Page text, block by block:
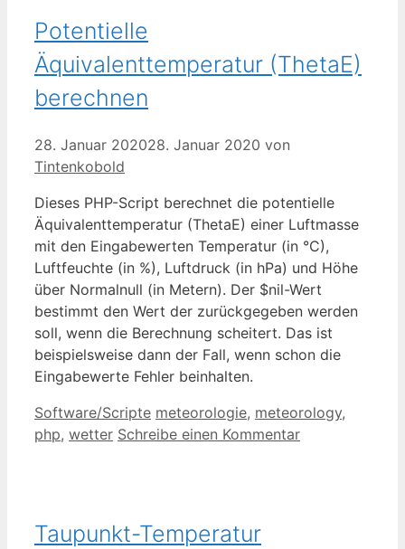
Potentielle
Äquivalenttemperatur (ThetaE)
berechnen
28. Januar 202028. Januar 2020 von
Tintenkobold
Dieses PHP-Script berechnet die potentielle
Äquivalenttemperatur (ThetaE) einer Luftmasse
mit den Eingabewerten Temperatur (in °C),
Luftfeuchte (in %), Luftdruck (in hPa) und Höhe
über Normalnull (in Metern). Der $nil-Wert
bestimmt den Wert der zurückgegeben werden
soll, wenn die Berechnung scheitert. Das ist
beispielsweise dann der Fall, wenn schon die
Eingabewerte Fehler beinhalten.
Kategorien
Software/Scripte Schlagwörter
meteorologie, meteorology,
php, wetter Schreibe einen Kommentar
Taupunkt-Temperatur